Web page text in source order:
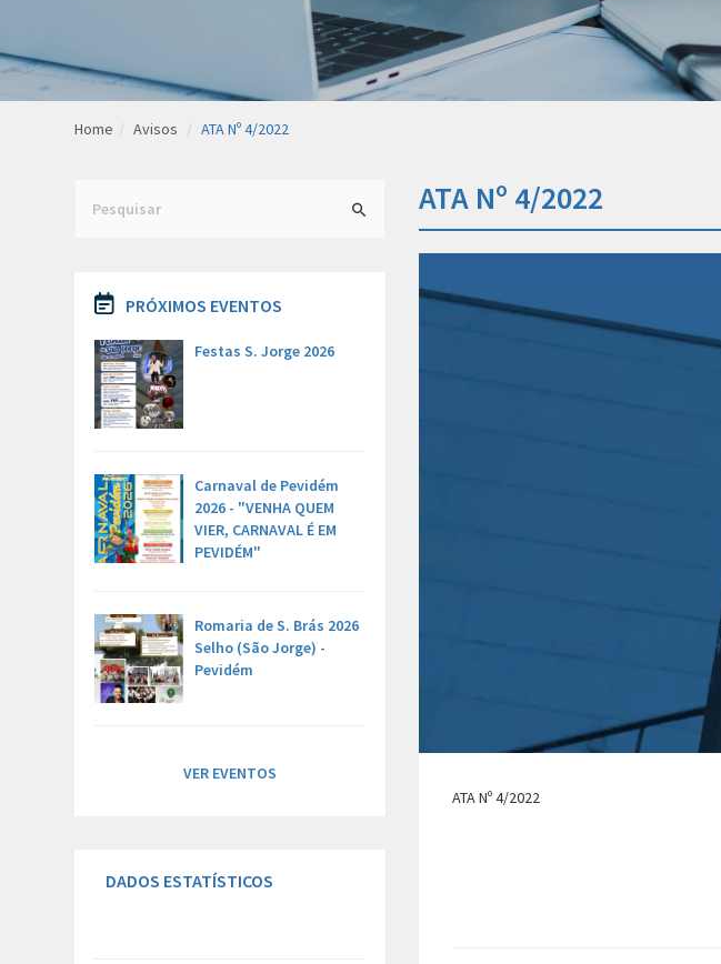
Home avisos ATA Nº 4/2022
ATA Nº 4/2022
ATA Nº 4/2022
for:
PRÓXIMOS EVENTOS
Festas S. Jorge 2026
Carnaval de Pevidém
2026 - "VENHA QUEM
VIER, CARNAVAL É EM
PEVIDÉM"
Romaria de S. Brás 2026
Selho (São Jorge) -
Pevidém
VER EVENTOS
DADOS ESTATÍSTICOS